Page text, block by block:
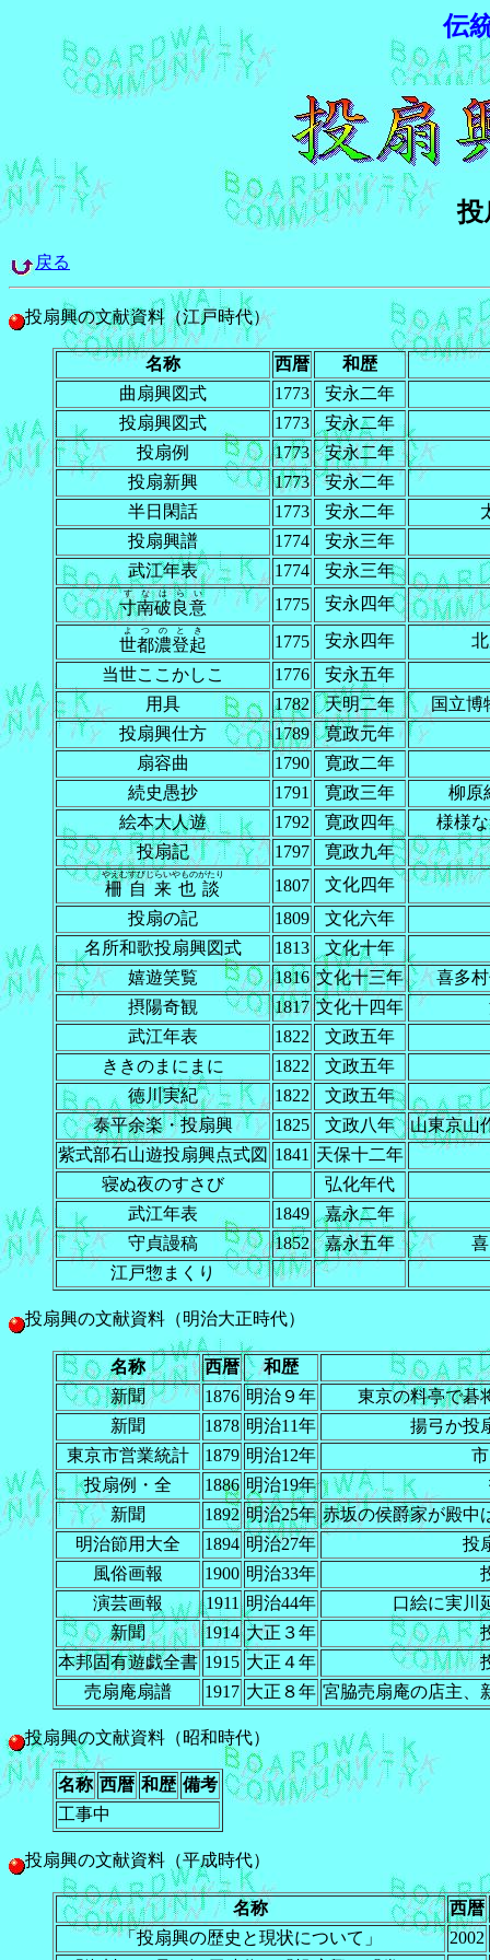
伝
投
戻る
投扇興の文献資料（江戸時代）
名称 西暦
和歴
曲扇興図式
1773
安永二年
投扇興図式
1773
安永二年
投扇例
1773
安永二年
投扇新興
1773
安永二年
半日閑話
1773 安永二年
投扇興譜
1774
安永三年
武江年表
1774
安永三年
寸南破良意
すなはらい
1775 安永四年
世都濃登起
よつのとき
1775 安永四年
当世ここかしこ
1776
安永五年
用具
1782 天明二年
国立博
投扇興仕方
1789
寛政元年
扇容曲
1790
寛政二年
続史愚抄
1791 寛政三年
柳原
絵本大人遊
1792 寛政四年
様様
投扇記
1797
寛政九年
柵自来也談
やえむすびじらいやものがたり
1807
文化四年
投扇の記
1809
文化六年
名所和歌投扇興図式
1813
文化十年
嬉遊笑覧
1816 文化十三年
喜多
摂陽奇観
1817 文化十四年
武江年表
1822
文政五年
ききのまにまに
1822
文政五年
徳川実紀
1822
文政五年
泰平余楽・投扇興
1825 文政八年
山東京山
紫式部石山遊投扇興点式図 1841 天保十二年
寝ぬ夜のすさび
弘化年代
武江年表
1849
嘉永二年
守貞謾稿
1852 嘉永五年
江戸惣まくり
投扇興の文献資料（明治大正時代）
名称 西暦
和歴
新聞
1876 明治９年
東京の料亭で碁
新聞
1878 明治11年
揚弓か投
東京市営業統計
1879 明治12年
投扇例・全
1886 明治19年
新聞
1892 明治25年 赤坂の侯爵家が殿中
明治節用大全
1894 明治27年
投
風俗画報
1900 明治33年
演芸画報
1911 明治44年
口絵に実川
新聞
1914 大正３年
本邦固有遊戯全書 1915 大正４年
売扇庵扇譜
1917 大正８年 宮脇売扇庵の店主、
投扇興の文献資料（昭和時代）
名称 西暦 和歴 備考
工事中
投扇興の文献資料（平成時代）
名称
西暦
「投扇興の歴史と現状について」
2002